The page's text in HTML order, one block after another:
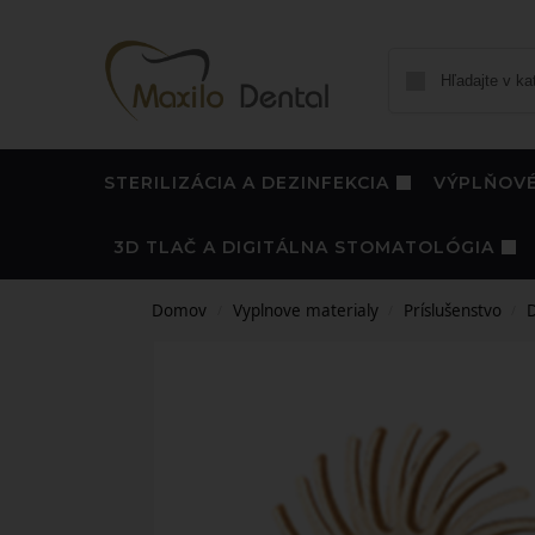
STERILIZÁCIA A DEZINFEKCIA
3D TLAČ A DIGITÁLNA STOMATOLÓGIA
Domov Vyplnove materialy Príslušenstvo